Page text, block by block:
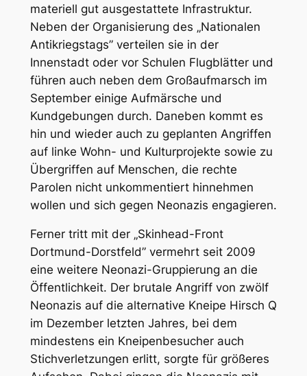
materiell gut ausgestattete Infrastruktur.
Neben der Organisierung des „Nationalen
Antikriegstags” verteilen sie in der
Innenstadt oder vor Schulen Flugblätter und
führen auch neben dem Großaufmarsch im
September einige Aufmärsche und
Kundgebungen durch. Daneben kommt es
hin und wieder auch zu geplanten Angriffen
auf linke Wohn- und Kulturprojekte sowie zu
Übergriffen auf Menschen, die rechte
Parolen nicht unkommentiert hinnehmen
wollen und sich gegen Neonazis engagieren.
Ferner tritt mit der „Skinhead-Front
Dortmund-Dorstfeld” vermehrt seit 2009
eine weitere Neonazi-Gruppierung an die
Öffentlichkeit. Der brutale Angriff von zwölf
Neonazis auf die alternative Kneipe Hirsch Q
im Dezember letzten Jahres, bei dem
mindestens ein Kneipenbesucher auch
Stichverletzungen erlitt, sorgte für größeres